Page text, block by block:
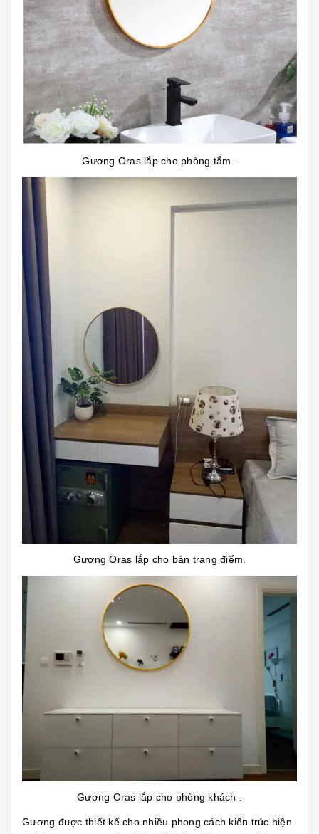
Gương Oras lắp cho phòng tắm .
Gương Oras lắp cho bàn trang điểm.
Gương Oras lắp cho phòng khách .
Gương được thiết kế cho nhiều phong cách kiến trúc hiện